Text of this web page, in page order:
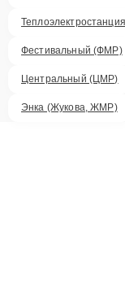
Фестивальный (ФМР)
Центральный (ЦМР)
Энка (Жукова, ЖМР)